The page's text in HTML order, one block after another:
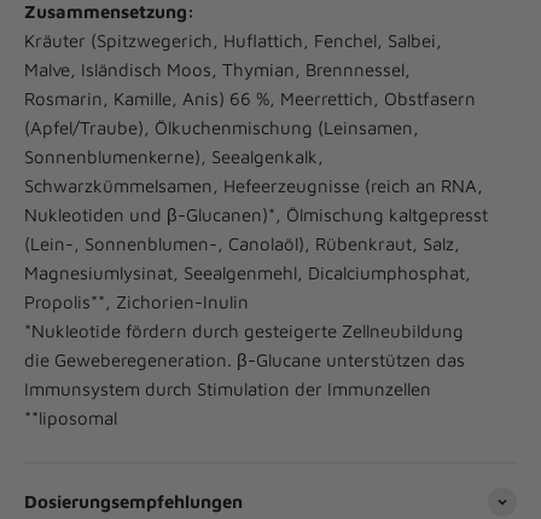
Zusammensetzung:
Kräuter (Spitzwegerich, Huflattich, Fenchel, Salbei,
Malve, Isländisch Moos, Thymian, Brennnessel,
Rosmarin, Kamille, Anis) 66 %, Meerrettich, Obstfasern
(Apfel/Traube), Ölkuchenmischung (Leinsamen,
Sonnenblumenkerne), Seealgenkalk,
Schwarzkümmelsamen, Hefeerzeugnisse (reich an RNA,
Nukleotiden und β-Glucanen)*, Ölmischung kaltgepresst
(Lein-, Sonnenblumen-, Canolaöl), Rübenkraut, Salz,
Magnesiumlysinat, Seealgenmehl, Dicalciumphosphat,
Propolis**, Zichorien-Inulin
*Nukleotide fördern durch gesteigerte Zellneubildung
die Geweberegeneration. β-Glucane unterstützen das
Immunsystem durch Stimulation der Immunzellen
**liposomal
Dosierungsempfehlungen